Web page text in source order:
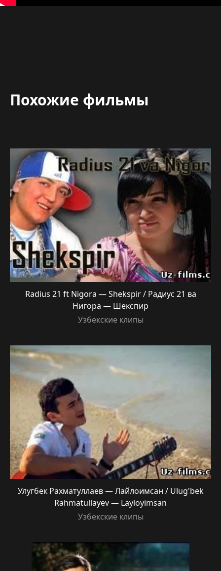
Похожие фильмы
Radius 21 ft Nigora — Shekspir / Радиус 21 ва
Нигора — Шекспир
Узбекские клипы
Улугбек Рахматуллаев — Лайлоимсан / Ulug'bek
Rahmatullayev — Layloyimsan
Узбекские клипы